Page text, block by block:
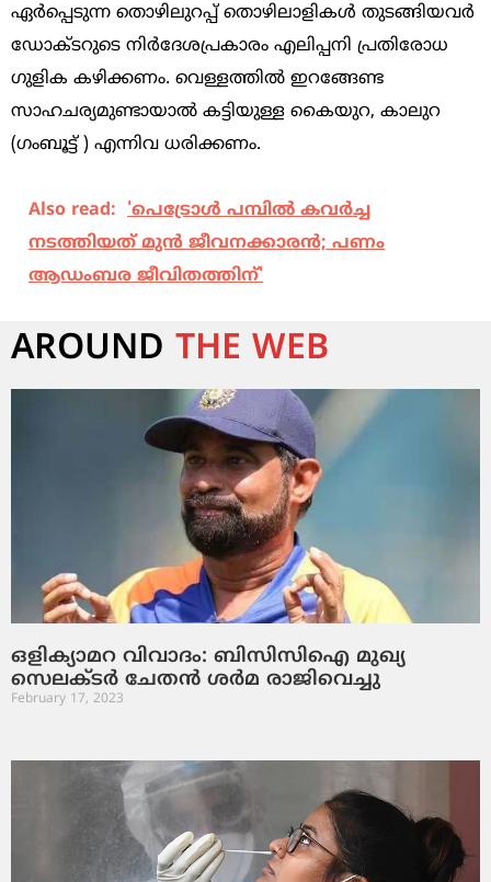
ഏർപ്പെടുന്ന തൊഴിലുറപ്പ് തൊഴിലാളികൾ തുടങ്ങിയവർ
ഡോക്ടറുടെ നിർദേശപ്രകാരം എലിപ്പനി പ്രതിരോധ
ഗുളിക കഴിക്കണം. വെള്ളത്തിൽ ഇറങ്ങേണ്ട
സാഹചര്യമുണ്ടായാൽ കട്ടിയുള്ള കൈയുറ, കാലുറ
(ഗംബൂട്ട് ) എന്നിവ ധരിക്കണം.
Also read: 'പെട്രോള്‍ പമ്പില്‍ കവര്‍ച്ച
നടത്തിയത് മുന്‍ ജീവനക്കാരന്‍; പണം
ആഡംബര ജീവിതത്തിന്'
AROUND THE WEB
ഒളിക്യാമറ വിവാദം: ബിസിസിഐ മുഖ്യ
സെലക്ടര്‍ ചേതന്‍ ശര്‍മ രാജിവെച്ചു
February 17, 2023